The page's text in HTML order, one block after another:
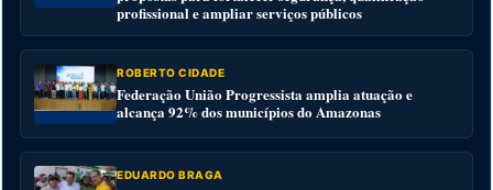
profissional e ampliar serviços públicos
ROBERTO CIDADE
Federação União Progressista amplia atuação e
alcança 92% dos municípios do Amazonas
EDUARDO BRAGA